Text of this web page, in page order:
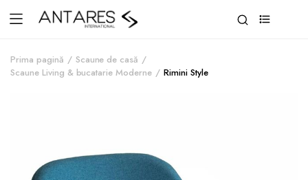
Prima pagină
Scaune de casă
Scaune Living & bucatarie Moderne
Rimini Style